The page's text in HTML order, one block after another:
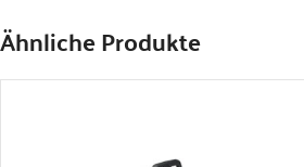
Ähnliche Produkte